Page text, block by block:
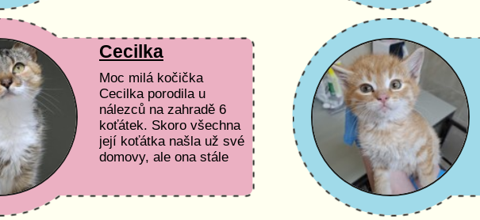
Cecilka
Moc milá kočička
Cecilka porodila u
nálezců na zahradě 6
koťátek. Skoro všechna
její koťátka našla už své
domovy, ale ona stále